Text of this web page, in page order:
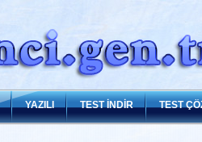
YAZILI TEST İNDİR TEST